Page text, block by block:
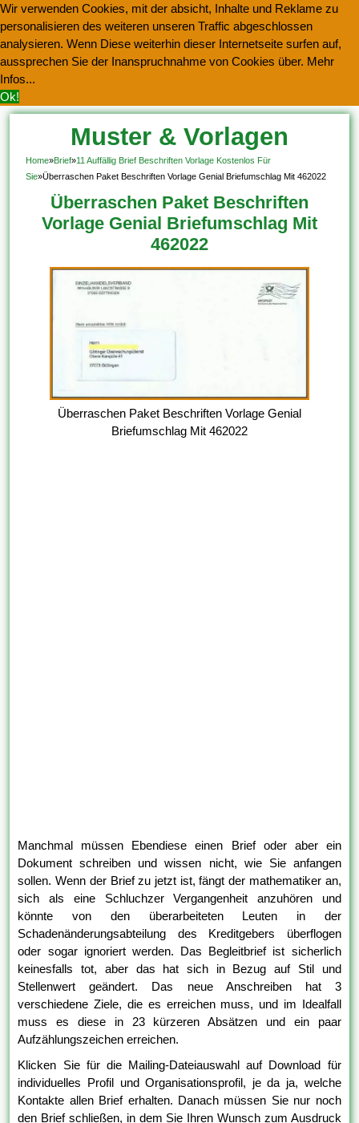
Wir verwenden Cookies, mit der absicht, Inhalte und Reklame zu
personalisieren des weiteren unseren Traffic abgeschlossen
analysieren. Wenn Diese weiterhin dieser Internetseite surfen auf,
aussprechen Sie der Inanspruchnahme von Cookies über. Mehr
Infos...
Ok!
Muster & Vorlagen
Kostenlos Herunterladen
Home»Brief»11 Auffällig Brief Beschriften Vorlage Kostenlos Für
Sie»Überraschen Paket Beschriften Vorlage Genial Briefumschlag Mit 462022
Überraschen Paket Beschriften
Vorlage Genial Briefumschlag Mit
462022
Überraschen Paket Beschriften Vorlage Genial
Briefumschlag Mit 462022
Manchmal müssen Ebendiese einen Brief oder aber ein
Dokument schreiben und wissen nicht, wie Sie anfangen
sollen. Wenn der Brief zu jetzt ist, fängt der mathematiker an,
sich als eine Schluchzer Vergangenheit anzuhören und
könnte von den überarbeiteten Leuten in der
Schadenänderungsabteilung des Kreditgebers überflogen
oder sogar ignoriert werden. Das Begleitbrief ist sicherlich
keinesfalls tot, aber das hat sich in Bezug auf Stil und
Stellenwert geändert. Das neue Anschreiben hat 3
verschiedene Ziele, die es erreichen muss, und im Idealfall
muss es diese in 23 kürzeren Absätzen und ein paar
Aufzählungszeichen erreichen.
Klicken Sie für die Mailing-Dateiauswahl auf Download für
individuelles Profil und Organisationsprofil, je da ja, welche
Kontakte allen Brief erhalten. Danach müssen Sie nur noch
den Brief schließen, in dem Sie Ihren Wunsch zum Ausdruck